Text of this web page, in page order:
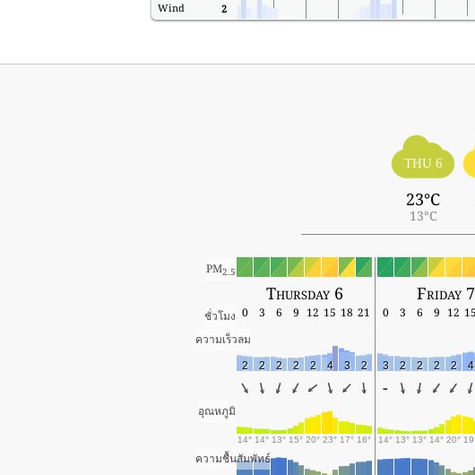
Wind 2
THU 6
23°C
13°C
PM2.5
Thursday 6 Friday 7
ชั่วโมง 0 3 6 9 12 15 18 21 0 3 6 9 12 15
ความเร็วลม
2 2 2 2 2 4 3 2 3 2 2 2 2 4
-
อุณหภูมิ
14° 14° 13° 15° 20° 23° 17° 16° 14° 13° 13° 14° 20°
ความชื้นสัมพัทธ์